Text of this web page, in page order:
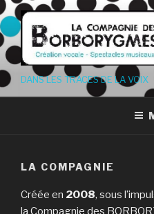
Aller
au
contenu
principal
DANS LES TRACES DE LA VOIX
LA COMPAGNIE
Créée en 2008, sous
la Compagnie des